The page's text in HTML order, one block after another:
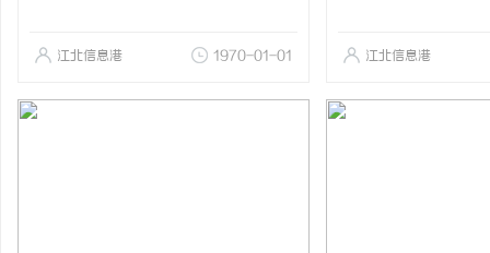
江北信息港 1970-01-01 江北信息港